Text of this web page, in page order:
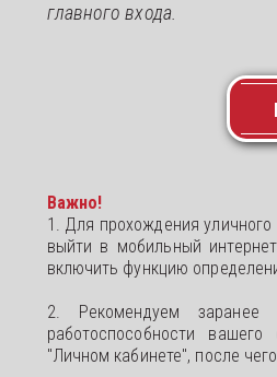
главного входа.
Важно!
1. Для прохождения
выйти в мобильный
включить функцию
2. Рекомендуем заранее
работоспособности
"Личном кабинете", после